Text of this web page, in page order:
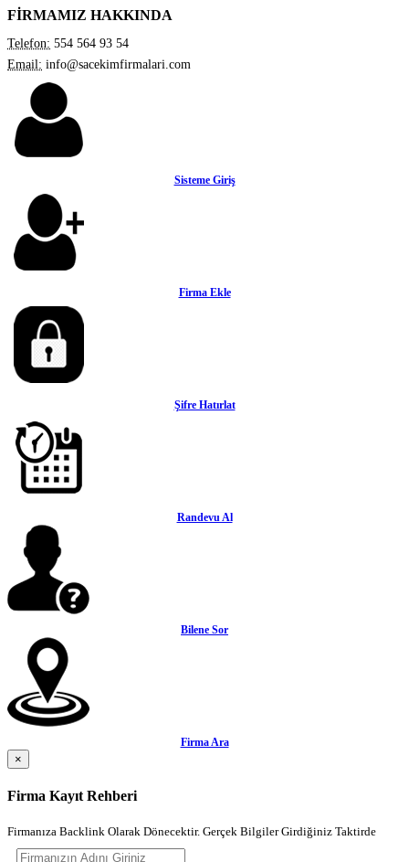
FİRMAMIZ HAKKINDA
Telefon: 554 564 93 54
Email: info@sacekimfirmalari.com
Sisteme Giriş
Firma Ekle
Şifre Hatırlat
Randevu Al
Bilene Sor
Firma Ara
×
Firma Kayıt Rehberi
Firmanıza Backlink Olarak Dönecektir. Gerçek Bilgiler Girdiğiniz Taktirde